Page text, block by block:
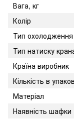
Вага, кг
Колір
Тип охолодження
Тип натиску
Країна виробник
Кількість в
Матеріал
Наявність шафки